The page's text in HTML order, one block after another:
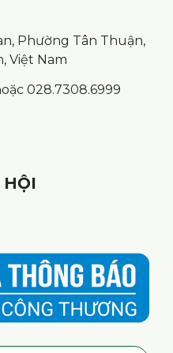
Phường Tân Thuận,
Việt Nam
028.7308.6999
HỘI